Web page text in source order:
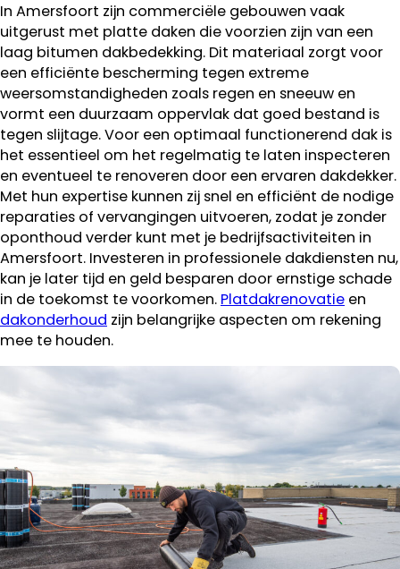
In Amersfoort zijn commerciële gebouwen vaak
uitgerust met platte daken die voorzien zijn van een
laag bitumen dakbedekking. Dit materiaal zorgt voor
een efficiënte bescherming tegen extreme
weersomstandigheden zoals regen en sneeuw en
vormt een duurzaam oppervlak dat goed bestand is
tegen slijtage. Voor een optimaal functionerend dak is
het essentieel om het regelmatig te laten inspecteren
en eventueel te renoveren door een ervaren dakdekker.
Met hun expertise kunnen zij snel en efficiënt de nodige
reparaties of vervangingen uitvoeren, zodat je zonder
oponthoud verder kunt met je bedrijfsactiviteiten in
Amersfoort. Investeren in professionele dakdiensten nu,
kan je later tijd en geld besparen door ernstige schade
in de toekomst te voorkomen. Platdakrenovatie en
dakonderhoud zijn belangrijke aspecten om rekening
mee te houden.